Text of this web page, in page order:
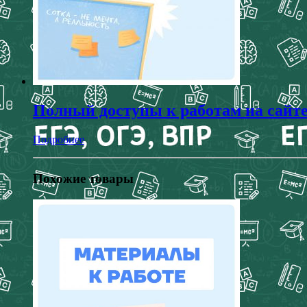
Полный доступы к работам на
Подробнее
Похожие товары